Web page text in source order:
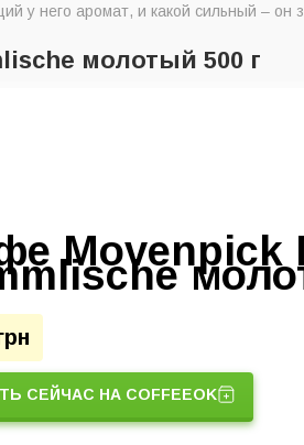
у него аромат, и какой сильный – он
молотый 500 г
Movenpick
СЕЙЧАС НА COFFEEOK